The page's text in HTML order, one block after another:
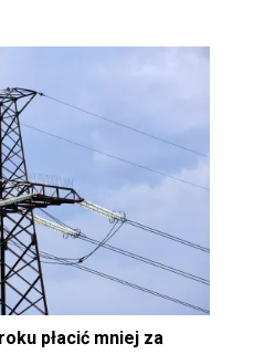
płacić mniej za